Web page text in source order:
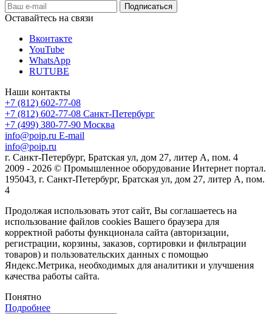
Оставайтесь на связи
Вконтакте
YouTube
WhatsApp
RUTUBE
Наши контакты
+7 (812) 602-77-08
+7 (812) 602-77-08 Санкт-Петербург
+7 (499) 380-77-90 Москва
info@poip.ru E-mail
info@poip.ru
г. Санкт-Петербург, Братская ул, дом 27, литер А, пом. 4
2009 - 2026 © Промышленное оборудование Интернет портал.
195043, г. Санкт-Петербург, Братская ул, дом 27, литер А, пом.
4
Продолжая использовать этот сайт, Вы соглашаетесь на
использование файлов cookies Вашего браузера для
корректной работы функционала сайта (авторизации,
регистрации, корзины, заказов, сортировки и фильтрации
товаров) и пользовательских данных с помощью
Яндекс.Метрика, необходимых для аналитики и улучшения
качества работы сайта.
Понятно
Подробнее